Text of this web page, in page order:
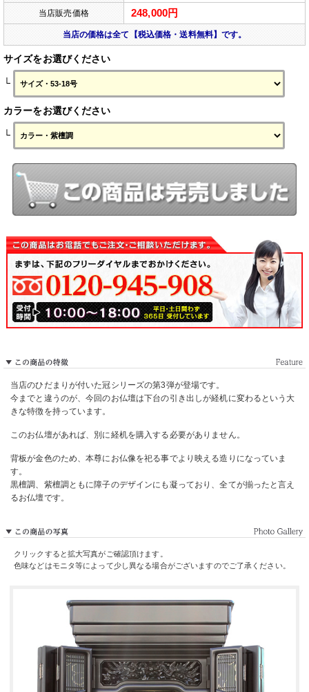
当店販売価格 248,000円
当店の価格は全て【税込価格・送料無料】です。
サイズをお選びください
└
カラーをお選びください
└
当店のひだまりが付いた冠シリーズの第3弾が登場です。
今までと違うのが、今回のお仏壇は下台の引き出しが経机に変わるという大
きな特徴を持っています。
このお仏壇があれば、別に経机を購入する必要がありません。
背板が金色のため、本尊にお仏像を祀る事でより映える造りになっていま
す。
黒檀調、紫檀調ともに障子のデザインにも凝っており、全てが揃ったと言え
るお仏壇です。
クリックすると拡大写真がご確認頂けます。
色味などはモニタ等によって少し異なる場合がございますのでご了承ください。